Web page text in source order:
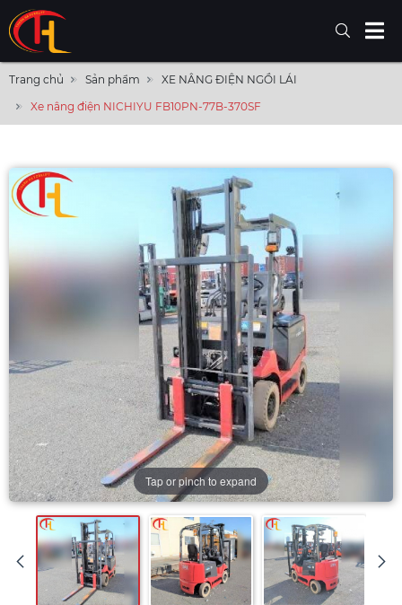
Trang chủ Sản phẩm
XE NÂNG ĐIỆN NGỒI LÁI
Xe nâng điện NICHIYU FB10PN-77B-370SF
Tap or pinch to expand